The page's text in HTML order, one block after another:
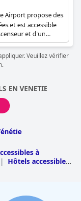
Airport propose des
et est accessible
et d'un
que le braille et les
guidage auditif.
bain comprennent
des toilettes avec
Veuillez vérifier
EN VENETIE
à
|
Hôtels accessibles